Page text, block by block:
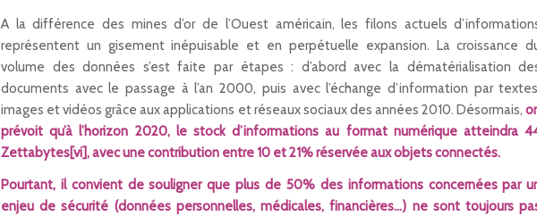
A la différence des mines d’or de l’Ouest américain, les filons actuels
représentent un gisement inépuisable et en perpétuelle expansion. La croissance
volume des données s’est faite par étapes : d’abord avec la dématérialisation
documents avec le passage à l’an 2000, puis avec l’échange d’information par
images et vidéos grâce aux applications et réseaux sociaux des années 2010. Désormais,
prévoit qu’à l’horizon 2020, le stock d’informations au format numérique atteindra
Zettabytes[vi], avec une contribution entre 10 et 21% réservée aux objets connectés.
Pourtant, il convient de souligner que plus de 50% des informations concernées par
enjeu de sécurité (données personnelles, médicales, financières…) ne sont toujours